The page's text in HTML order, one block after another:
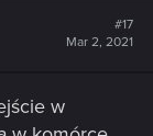
#17
Mar 2, 2021
w